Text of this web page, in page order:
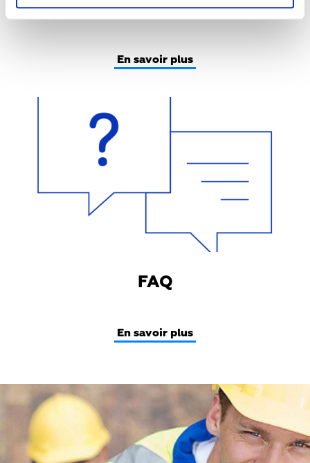
Un Pro près de chez vous
En savoir plus
FAQ
En savoir plus
Content
teaser